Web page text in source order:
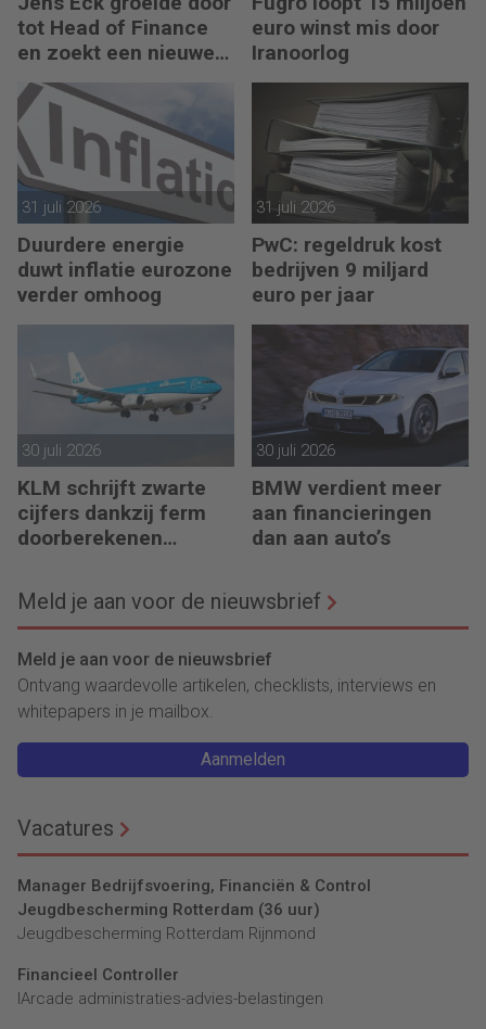
tot Head of Finance
en zoekt een nieuwe
uitdaging
euro winst mis door
Iranoorlog
31 juli 2026
Duurdere energie
duwt inflatie eurozone
verder omhoog
31 juli 2026
PwC: regeldruk kost
bedrijven 9 miljard
euro per jaar
30 juli 2026
KLM schrijft zwarte
cijfers dankzij ferm
doorberekenen
30 juli 2026
BMW verdient meer
aan financieringen
dan aan auto’s
Meld je aan voor de nieuwsbrief
Meld je aan voor de nieuwsbrief
Ontvang waardevolle artikelen, checklists, interviews en
whitepapers in je mailbox.
Aanmelden
Vacatures
Manager Bedrijfsvoering, Financiën & Control
Jeugdbescherming Rotterdam (36 uur)
Jeugdbescherming Rotterdam Rijnmond
Financieel Controller
lArcade administraties-advies-belastingen